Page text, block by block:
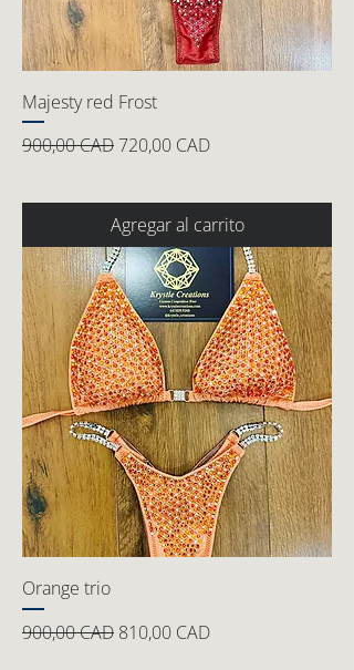
Majesty red Frost
Precio
900,00 CAD Precio de oferta
720,00 CAD
Agregar al carrito
Orange trio
Precio
900,00 CAD Precio de oferta
810,00 CAD